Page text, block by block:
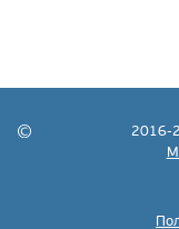
2016-